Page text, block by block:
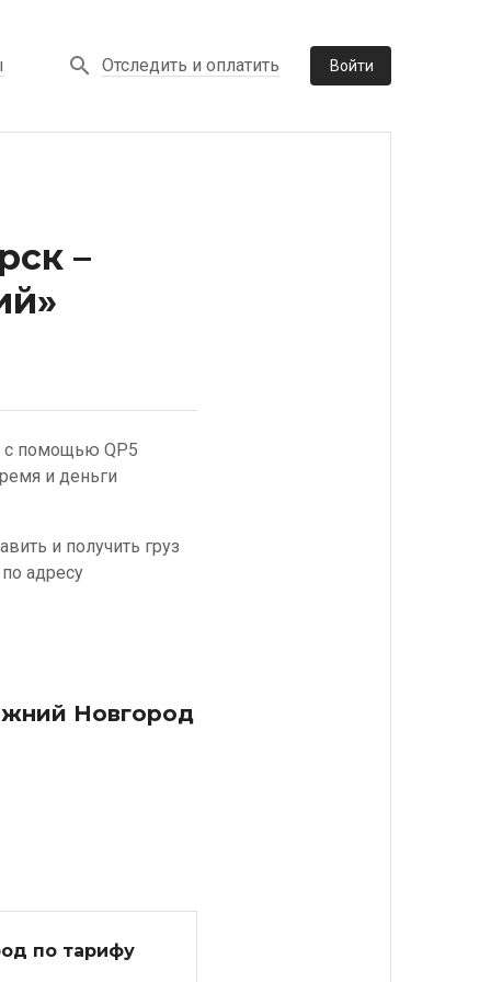
Отследить и оплатить Войти
–
с помощью QP5
и деньги
и получить груз
адресу
Новгород
по тарифу